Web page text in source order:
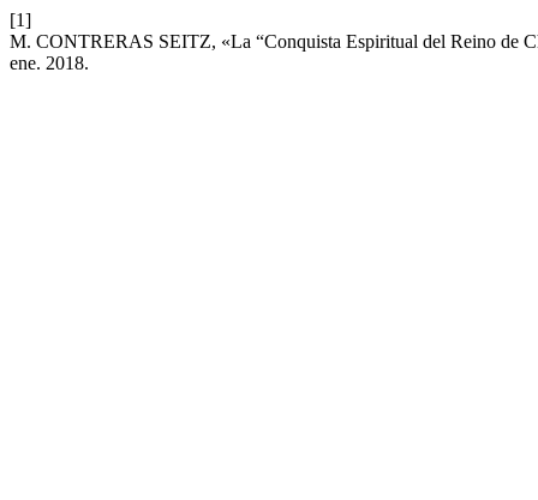
[1]
M. CONTRERAS SEITZ, «La “Conquista Espiritual del Reino de
ene. 2018.